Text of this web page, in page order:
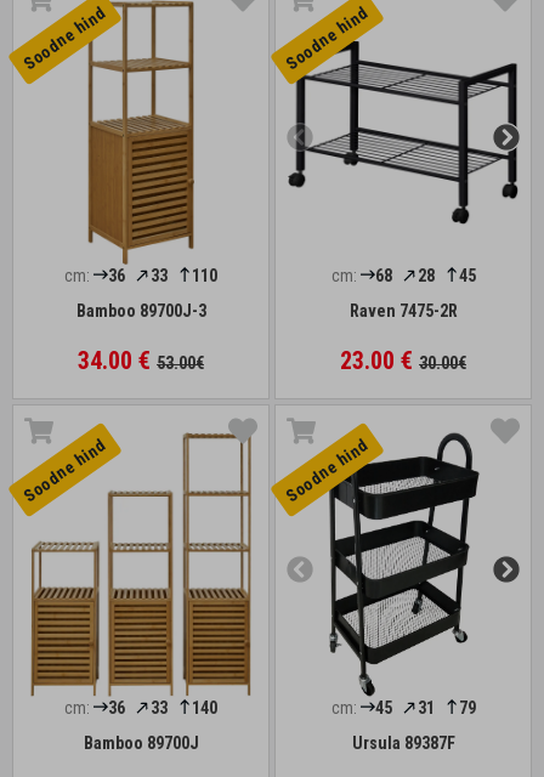
Soodne hind
cm: 36 33
110
Bamboo 89700J-3
34.00 € 53.00€
Soodne hind
cm: 68 28
45
Raven 7475-2R
23.00 € 30.00€
Soodne hind
cm: 36 33
140
Bamboo 89700J
Soodne hind
cm: 45 31
79
Ursula 89387F